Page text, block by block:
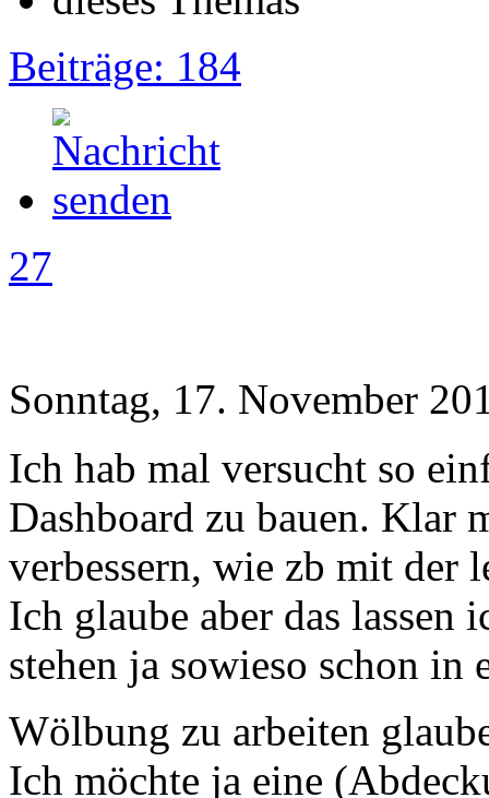
Beiträge: 184
27
Sonntag, 17. November
Ich hab mal versucht so
Dashboard zu bauen. Klar
verbessern, wie zb mit der
Ich glaube aber das
stehen ja sowieso schon
Wölbung zu arbeiten
Ich möchte ja eine